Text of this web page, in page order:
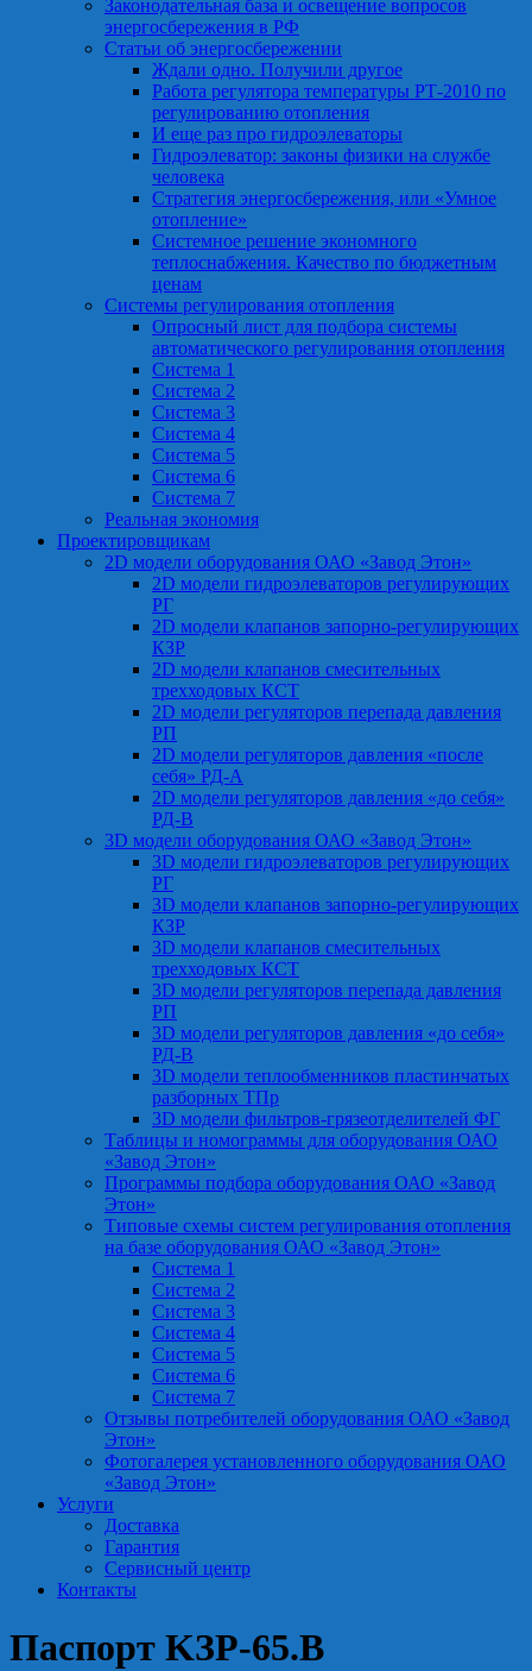
Законодательная база и освещение вопросов
энергосбережения в РФ
Статьи об энергосбережении
Ждали одно. Получили другое
Работа регулятора температуры РТ-2010 по
регулированию отопления
И еще раз про гидроэлеваторы
Гидроэлеватор: законы физики на службе
человека
Стратегия энергосбережения, или «Умное
отопление»
Системное решение экономного
теплоснабжения. Качество по бюджетным
ценам
Системы регулирования отопления
Опросный лист для подбора системы
автоматического регулирования отопления
Система 1
Система 2
Система 3
Система 4
Система 5
Система 6
Система 7
Реальная экономия
Проектировщикам
2D модели оборудования ОАО «Завод Этон»
2D модели гидроэлеваторов регулирующих
РГ
2D модели клапанов запорно-регулирующих
КЗР
2D модели клапанов смесительных
трехходовых КСТ
2D модели регуляторов перепада давления
РП
2D модели регуляторов давления «после
себя» РД-А
2D модели регуляторов давления «до себя»
РД-В
3D модели оборудования ОАО «Завод Этон»
3D модели гидроэлеваторов регулирующих
РГ
3D модели клапанов запорно-регулирующих
КЗР
3D модели клапанов смесительных
трехходовых КСТ
3D модели регуляторов перепада давления
РП
3D модели регуляторов давления «до себя»
РД-В
3D модели теплообменников пластинчатых
разборных ТПр
3D модели фильтров-грязеотделителей ФГ
Таблицы и номограммы для оборудования ОАО
«Завод Этон»
Программы подбора оборудования ОАО «Завод
Этон»
Типовые схемы систем регулирования отопления
на базе оборудования ОАО «Завод Этон»
Система 1
Система 2
Система 3
Система 4
Система 5
Система 6
Система 7
Отзывы потребителей оборудования ОАО «Завод
Этон»
Фотогалерея установленного оборудования ОАО
«Завод Этон»
Услуги
Доставка
Гарантия
Сервисный центр
Контакты
Паспорт KЗР-65.В